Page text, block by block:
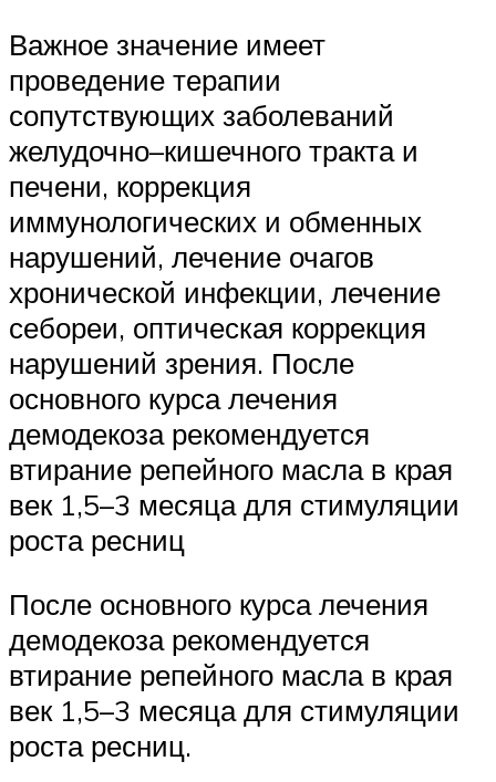
Важное значение имеет
проведение терапии
сопутствующих заболеваний
желудочно–кишечного тракта и
печени, коррекция
иммунологических и обменных
нарушений, лечение очагов
хронической инфекции, лечение
себореи, оптическая коррекция
нарушений зрения. После
основного курса лечения
демодекоза рекомендуется
втирание репейного масла в края
век 1,5–3 месяца для стимуляции
роста ресниц
После основного курса лечения
демодекоза рекомендуется
втирание репейного масла в края
век 1,5–3 месяца для стимуляции
роста ресниц.